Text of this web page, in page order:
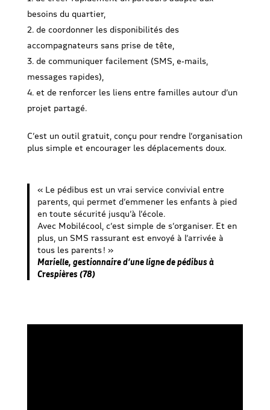
besoins du quartier,
de coordonner les disponibilités des
accompagnateurs sans prise de tête,
de communiquer facilement (SMS, e‑mails,
messages rapides),
et de renforcer les liens entre familles autour d’un
projet partagé.
C’est un outil gratuit, conçu pour rendre l’organisation
plus simple et encourager les déplacements doux.
« Le pédibus est un vrai service convivial entre
parents, qui permet d’emmener les enfants à pied
en toute sécurité jusqu’à l’école.
Avec Mobilécool, c’est simple de s’organiser. Et en
plus, un SMS rassurant est envoyé à l’arrivée à
tous les parents ! »
Marielle, gestionnaire d’une ligne de pédibus à
Crespières (78)